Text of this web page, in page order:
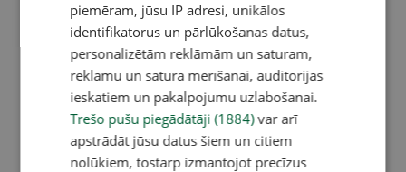
piemēram, jūsu IP adresi, unikālos
identifikatorus un pārlūkošanas datus,
personalizētām reklāmām un saturam,
reklāmu un satura mērīšanai, auditorijas
ieskatiem un pakalpojumu uzlabošanai.
Trešo pušu piegādātāji (1884)var arī
apstrādāt jūsu datus šiem un citiem
nolūkiem, tostarp izmantojot precīzus